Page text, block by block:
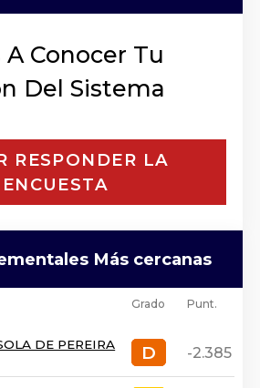
Conocer Tu
Del Sistema
RESPONDER LA
ENCUESTA
Más cercanas
Grado Punt.
DE PEREIRA D
D -2.385